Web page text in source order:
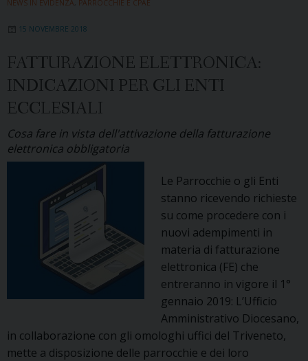
NEWS IN EVIDENZA PARROCCHIE E CPAE
15 NOVEMBRE 2018
FATTURAZIONE ELETTRONICA:
INDICAZIONI PER GLI ENTI
ECCLESIALI
Cosa fare in vista dell'attivazione della fatturazione
elettronica obbligatoria
Le Parrocchie o gli Enti
stanno ricevendo richieste
su come procedere con i
nuovi adempimenti in
materia di fatturazione
elettronica (FE) che
entreranno in vigore il 1°
gennaio 2019: L’Ufficio
Amministrativo Diocesano,
in collaborazione con gli omologhi uffici del Triveneto,
mette a disposizione delle parrocchie e dei loro